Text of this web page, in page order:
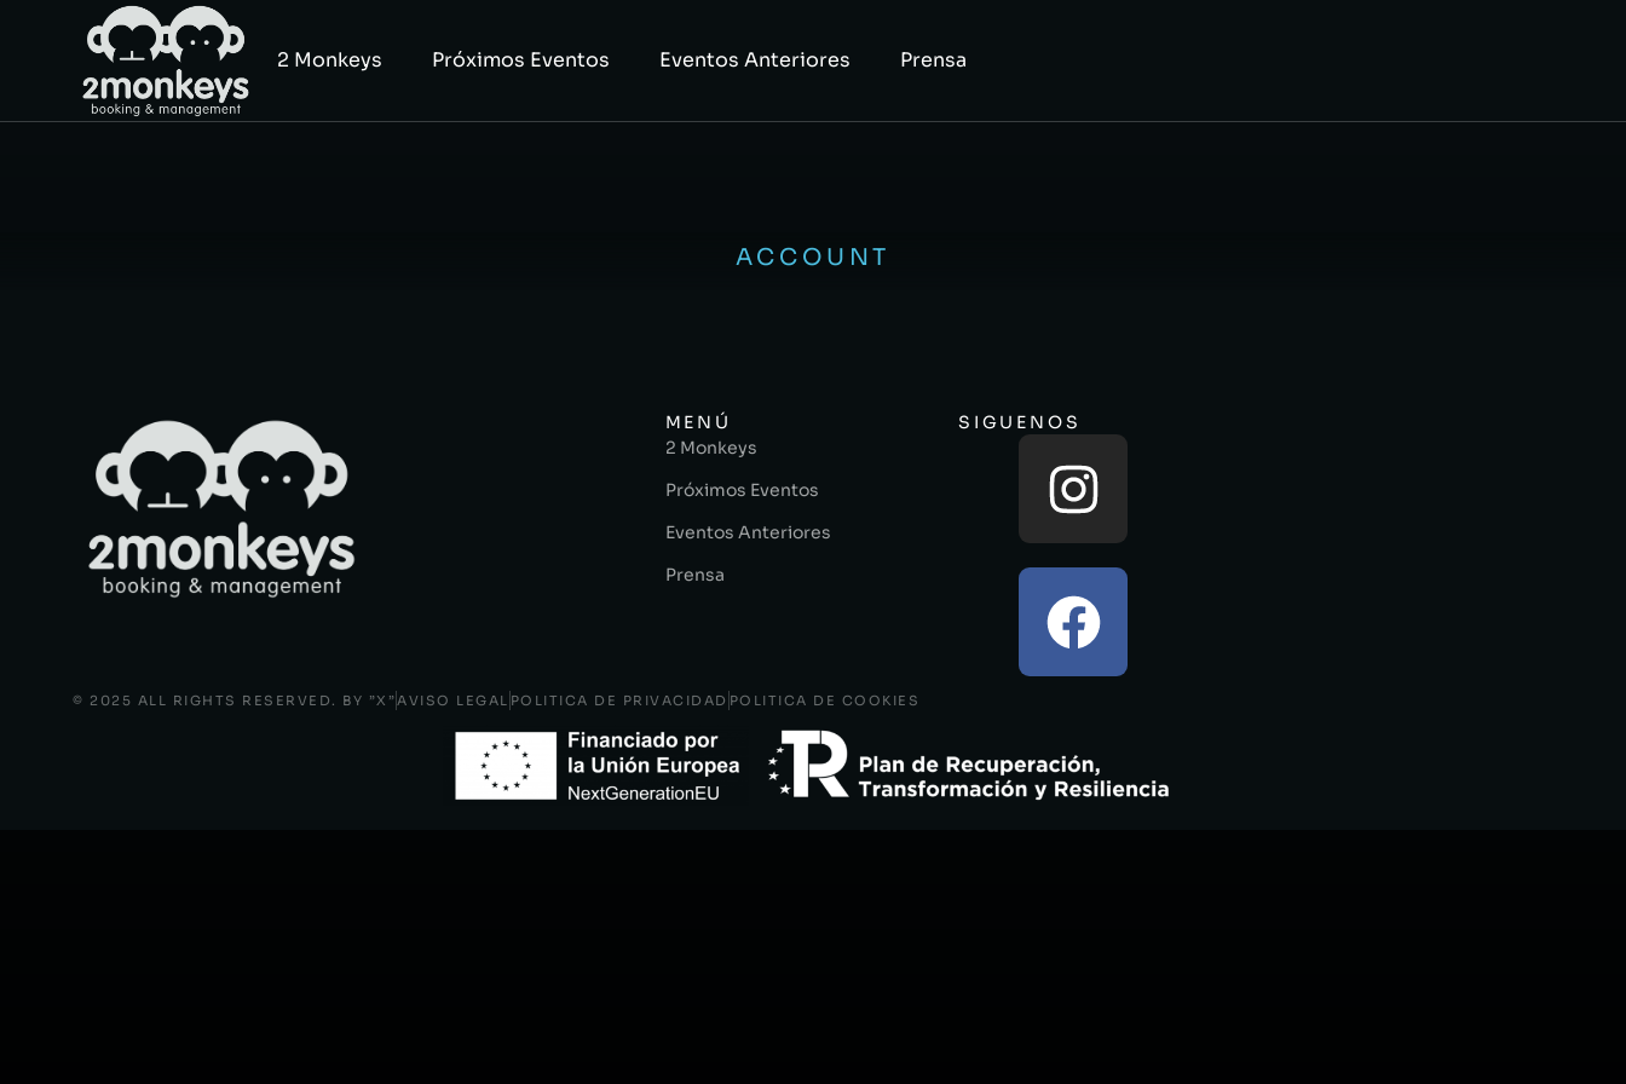
2 Monkeys Próximos Eventos Eventos Anteriores Prensa
ACCOUNT
MENÚ
2 Monkeys
Próximos Eventos
Eventos Anteriores
Prensa
SIGUENOS
© 2025 ALL RIGHTS RESERVED. BY ”X” AVISO LEGAL POLITICA DE PRIVACIDAD POLITICA DE COOKIES